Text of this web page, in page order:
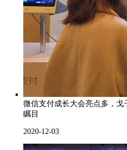
微信支付成长大会亮点多，
瞩目
2020-12-03